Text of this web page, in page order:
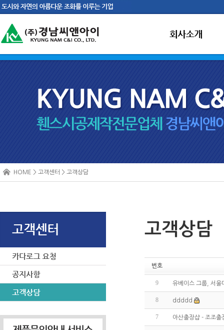
HOME > 고객센터 > 고객상담
고객상담
번호
9 유베이스 그룹, 서울
8 ddddd
7 아산출장샵 - 조조출